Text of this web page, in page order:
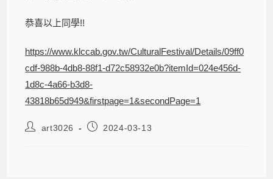
恭喜以上同學!!
https://www.klccab.gov.tw/CulturalFestival/Details/09ff0
cdf-988b-4db8-88f1-d72c58932e0b?itemId=024e456d-
1d8c-4a66-b3d8-
43818b65d949&firstpage=1&secondPage=1
art3026 2024-03-13